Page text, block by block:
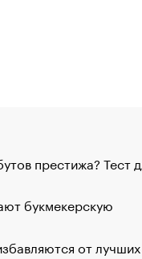
престижа? Тест
букмекерскую
от лучших